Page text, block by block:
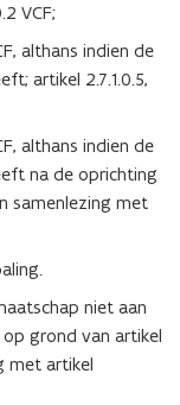
VCF;
althans indien de
artikel 2.7.1.0.5,
althans indien de
na de oprichting
samenlezing met
niet aan
grond van artikel
met artikel